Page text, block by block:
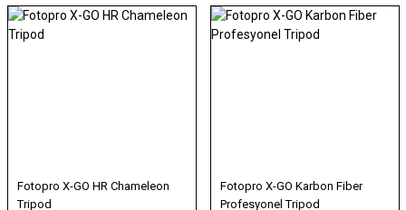
Fotopro X-GO HR Chameleon
Tripod
Fotopro X-GO Karbon Fiber
Profesyonel Tripod